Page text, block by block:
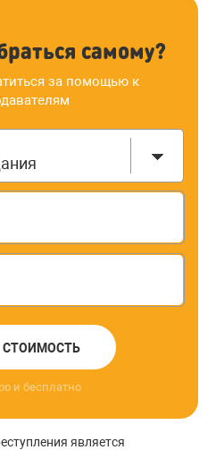
самому?
за помощью к
СТОИМОСТЬ
и бесплатно
является